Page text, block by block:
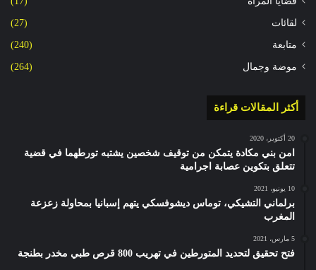
لقائات (27)
متابعة (240)
موضة وجمال (264)
أكثر المقالات قراءة
20 أكتوبر، 2020
امن بني مكادة يتمكن من توقيف شخصين يشتبه تورطهما في قضية
تتعلق بتكوين عصابة اجرامية
10 يونيو، 2021
برلماني التشيكي، توماس ديشوفسكي يتهم إسبانيا بمحاولة زعزعة
المغرب
5 مارس، 2021
فتح تحقيق لتحديد المتورطين في تهريب 800 قرص طبي مخدر بطنجة